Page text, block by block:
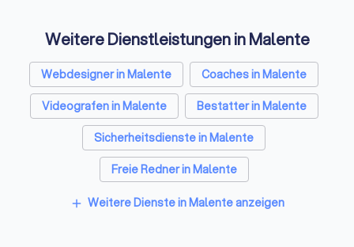
Geheimnis daraus
Projektes “DJ
kommerziell als
aufgestellt sind
einer so gewaltigen
Unternehmung zu
Mitgliedsvorteile
Weitere Dienstleistungen in Malente
Webdesigner in Malente
Coaches in Malente
Videografen in Malente
Bestatter in Malente
Sicherheitsdienste in Malente
Freie Redner in Malente
add Weitere Dienste in Malente anzeigen